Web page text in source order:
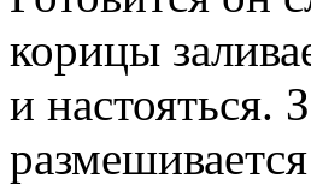
корицы
и настояться.